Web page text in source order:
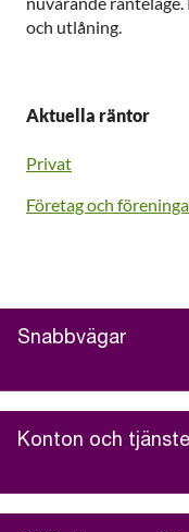
och utlåning.
Aktuella räntor
Privat
Företag och
Snabbvägar
Konton och